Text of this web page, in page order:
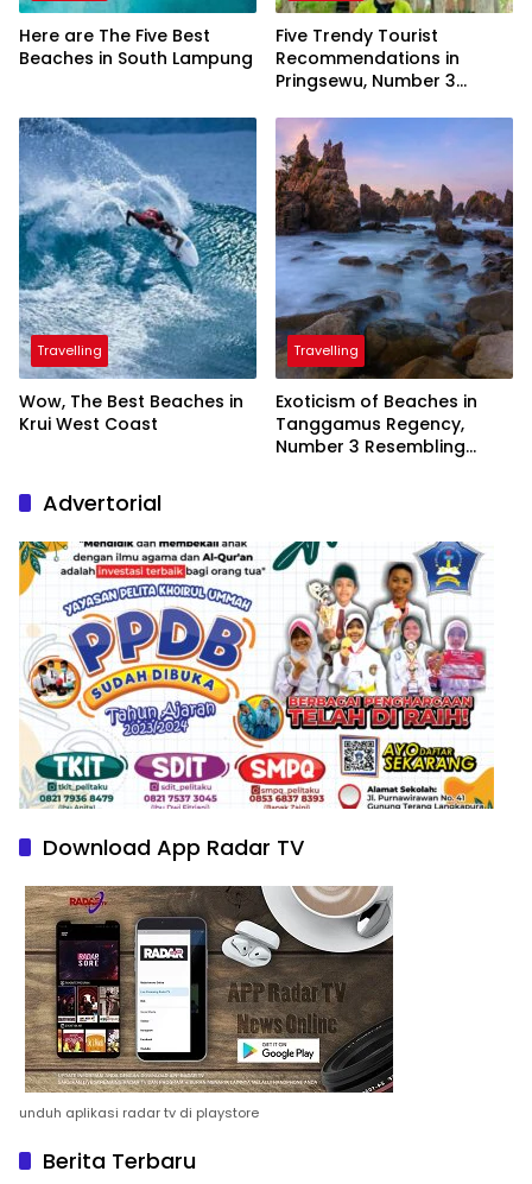
Here are The Five Best
Beaches in South Lampung
Five Trendy Tourist
Recommendations in
Pringsewu, Number 3
President
Travelling
Wow, The Best Beaches in
Krui West Coast
Travelling
Exoticism of Beaches in
Tanggamus Regency,
Number 3 Resembling
Advertorial
Download App Radar TV
unduh aplikasi radar tv di playstore
Berita Terbaru